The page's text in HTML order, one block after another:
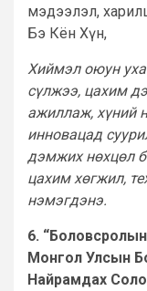
мэдээлэл,
Бэ Кён Хүн,
Хиймэл оюун
сүлжээ, цахим
ажиллаж, хүний
инновацад
дэмжих нөхцөл
цахим хөгжил,
нэмэгдэнэ.
6.
Монгол Улсын
Найрамдах